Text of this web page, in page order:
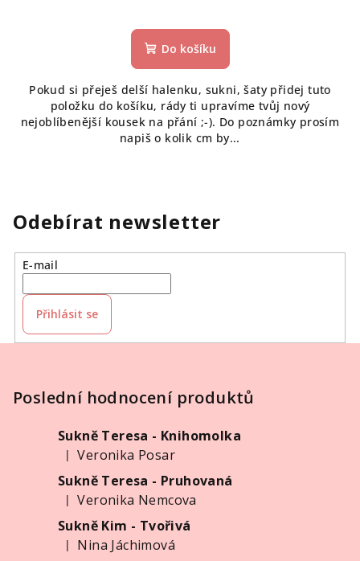
Do košíku
Pokud si přeješ delší halenku, sukni, šaty přidej tuto
položku do košíku, rády ti upravíme tvůj nový
nejoblíbenější kousek na přání ;-). Do poznámky prosím
napiš o kolik cm by...
Odebírat newsletter
E-mail
Přihlásit se
Poslední hodnocení produktů
Sukně Teresa - Knihomolka
Hodnocení produktu je 5 z 5 hvězdiček.
|
Veronika Posar
Sukně Teresa - Pruhovaná
Hodnocení produktu je 5 z 5 hvězdiček.
|
Veronika Nemcova
Sukně Kim - Tvořivá
Hodnocení produktu je 5 z 5 hvězdiček.
| Nina Jáchimová